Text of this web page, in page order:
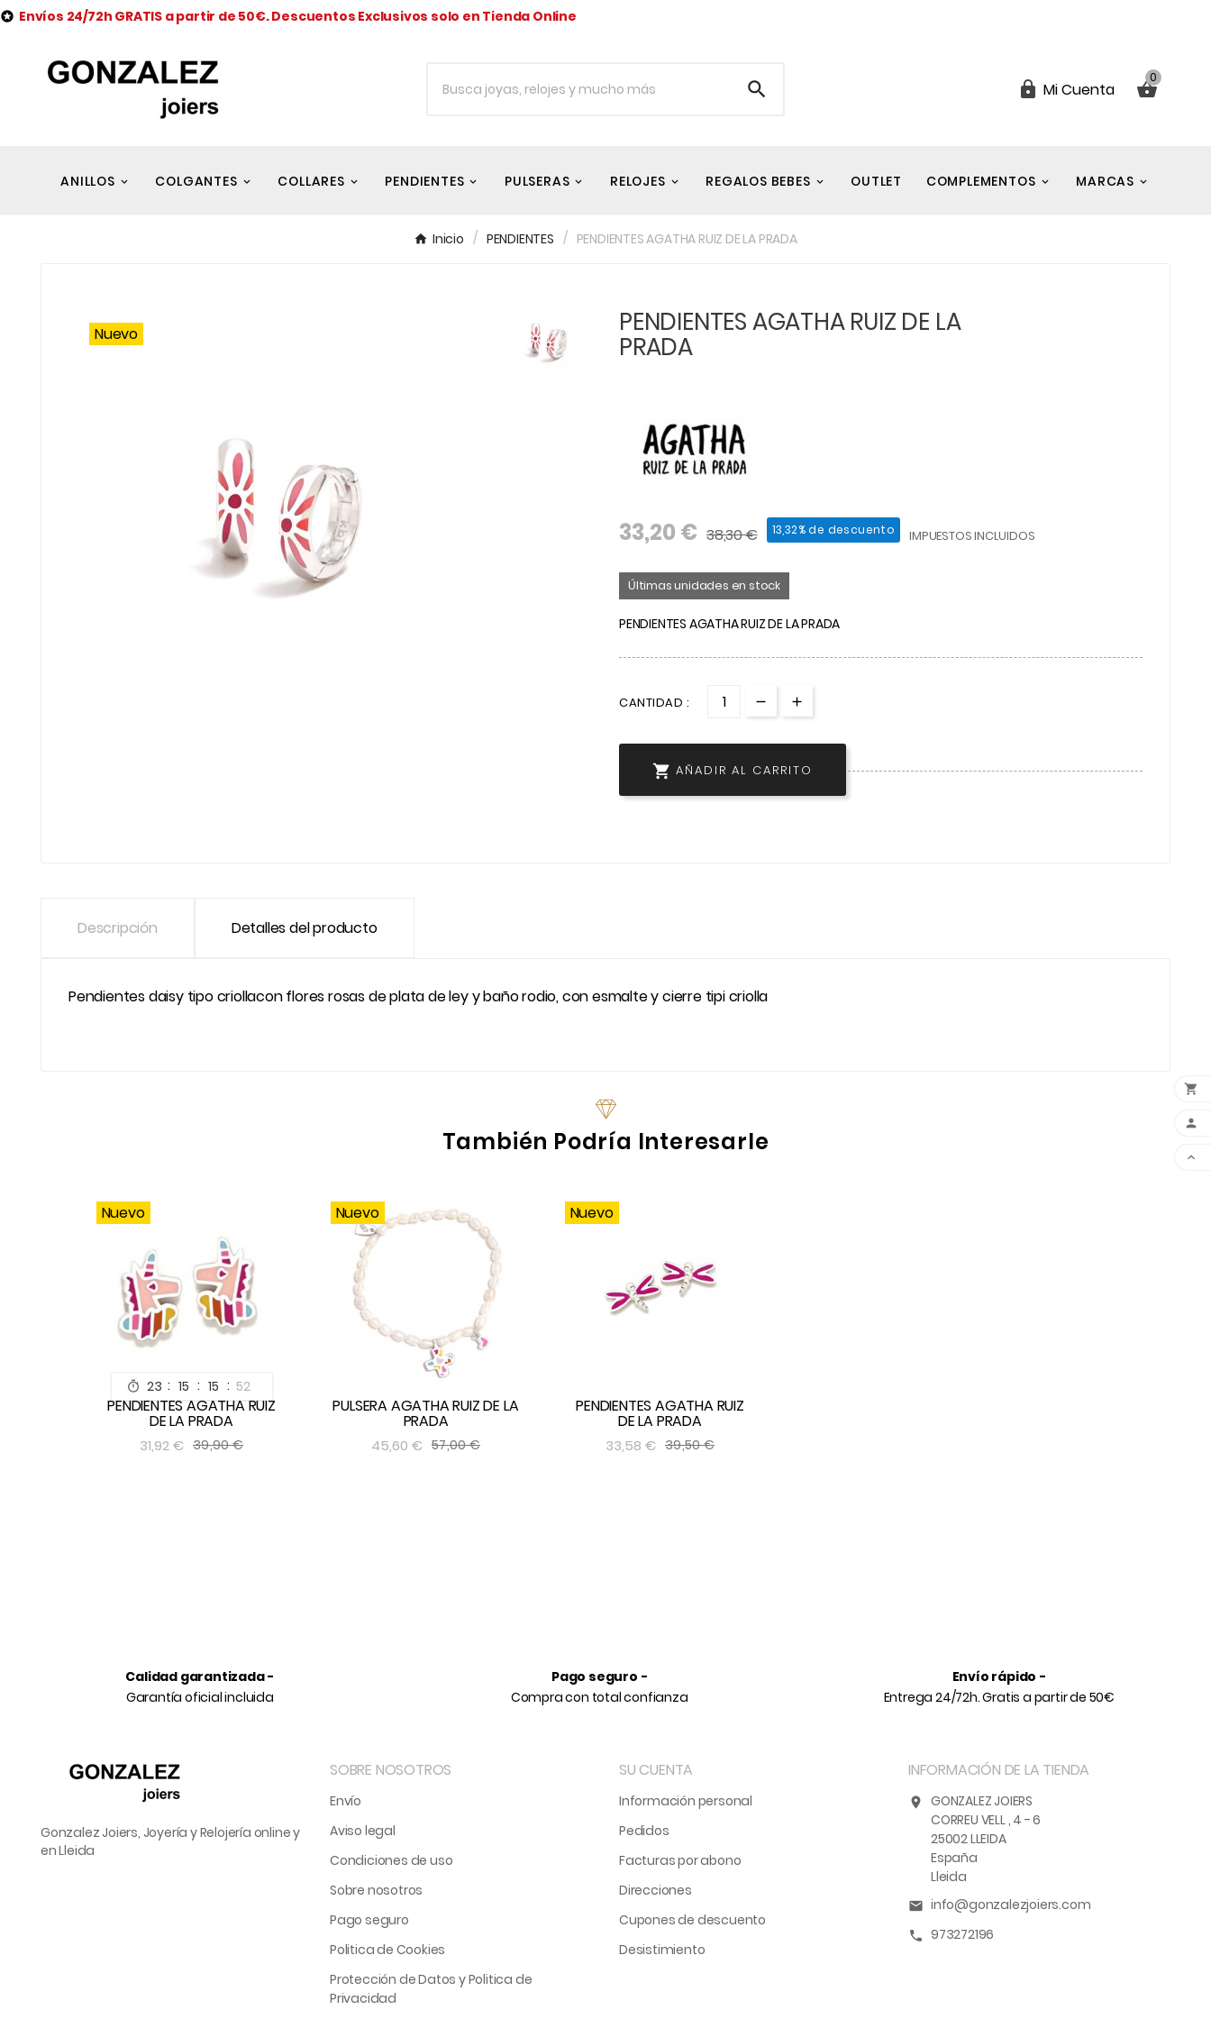
 Envíos 24/72h GRATIS a partir de 50€. Descuentos Exclusivos solo en Tienda Online
  Mi Cuenta 
0
ANILLOS COLGANTES COLLARES PENDIENTES PULSERAS RELOJES REGALOS BEBES OUTLET COMPLEMENTOS MARCAS
Inicio PENDIENTES PENDIENTES AGATHA RUIZ DE LA PRADA
Nuevo PENDIENTES AGATHA RUIZ DE LA
PRADA
33,20 € 38,30 € 13,32% de descuento IMPUESTOS INCLUIDOS
Últimas unidades en stock
PENDIENTES AGATHA RUIZ DE LA PRADA
CANTIDAD :
 AÑADIR AL CARRITO
Descripción Detalles del producto
Pendientes daisy tipo criollacon flores rosas de plata de ley y baño rodio, con esmalte y cierre tipi criolla
También Podría Interesarle
Nuevo
 23 : 15 : 15 : 52
 
PENDIENTES AGATHA RUIZ
DE LA PRADA
31,92 € 39,90 €
Nuevo
 
PULSERA AGATHA RUIZ DE LA
PRADA
45,60 € 57,00 €
Nuevo
 
PENDIENTES AGATHA RUIZ
DE LA PRADA
33,58 € 39,50 €
Calidad garantizada -
Garantía oficial incluida
Pago seguro -
Compra con total confianza
Envío rápido -
Entrega 24/72h. Gratis a partir de 50€
Gonzalez Joiers, Joyería y Relojería online y
en Lleida
SOBRE NOSOTROS
Envío
Aviso legal
Condiciones de uso
Sobre nosotros
Pago seguro
Politica de Cookies
Protección de Datos y Politica de
Privacidad
SU CUENTA
Información personal
Pedidos
Facturas por abono
Direcciones
Cupones de descuento
Desistimiento
INFORMACIÓN DE LA TIENDA
location_on
GONZALEZ JOIERS
CORREU VELL , 4 - 6
25002 LLEIDA
España
Lleida
email info@gonzalezjoiers.com
call 973272196


